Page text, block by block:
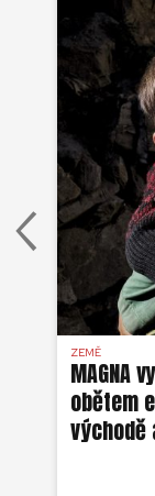
ZEMĚ
MAGNA
obětem
východě